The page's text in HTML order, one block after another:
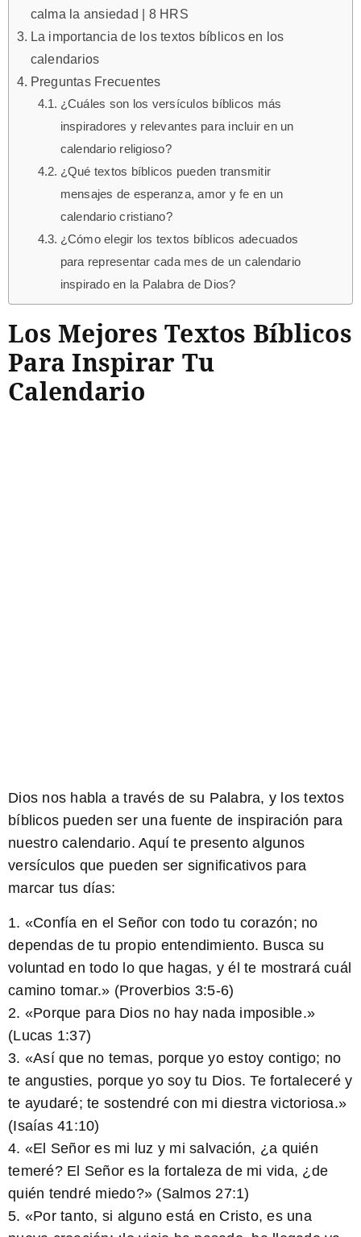
calma la ansiedad | 8 HRS
La importancia de los textos bíblicos en los
calendarios
Preguntas Frecuentes
¿Cuáles son los versículos bíblicos más
inspiradores y relevantes para incluir en un
calendario religioso?
¿Qué textos bíblicos pueden transmitir
mensajes de esperanza, amor y fe en un
calendario cristiano?
¿Cómo elegir los textos bíblicos adecuados
para representar cada mes de un calendario
inspirado en la Palabra de Dios?
Los Mejores Textos Bíblicos
Para Inspirar Tu
Calendario
Dios nos habla a través de su Palabra, y los textos
bíblicos pueden ser una fuente de inspiración para
nuestro calendario. Aquí te presento algunos
versículos que pueden ser significativos para
marcar tus días:
1. «Confía en el Señor con todo tu corazón; no
dependas de tu propio entendimiento. Busca su
voluntad en todo lo que hagas, y él te mostrará cuál
camino tomar.» (Proverbios 3:5-6)
2. «Porque para Dios no hay nada imposible.»
(Lucas 1:37)
3. «Así que no temas, porque yo estoy contigo; no
te angusties, porque yo soy tu Dios. Te fortaleceré y
te ayudaré; te sostendré con mi diestra victoriosa.»
(Isaías 41:10)
4. «El Señor es mi luz y mi salvación, ¿a quién
temeré? El Señor es la fortaleza de mi vida, ¿de
quién tendré miedo?» (Salmos 27:1)
5. «Por tanto, si alguno está en Cristo, es una